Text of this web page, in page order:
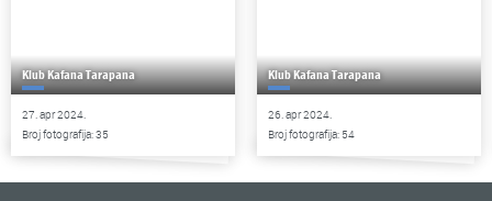
Klub Kafana Tarapana
27. apr 2024.
Broj fotografija: 35
Klub Kafana Tarapana
26. apr 2024.
Broj fotografija: 54